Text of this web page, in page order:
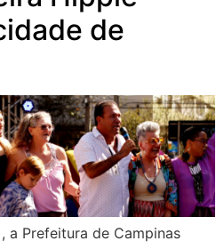
de
a Prefeitura de Campinas